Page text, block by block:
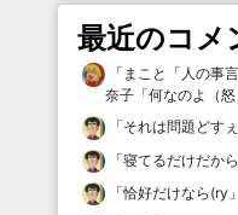
最近のコメ
「 まこと「人の事
奈子「何なのよ（怒
「それは問題どすぇ
「寝てるだけだか
「恰好だけなら(ry 」